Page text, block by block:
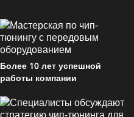
Более 10 лет успешной
работы компании